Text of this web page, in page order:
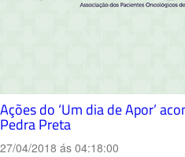
Ações do ‘Um dia de Apor’
Pedra Preta
27/04/2018 ás 04:18:00